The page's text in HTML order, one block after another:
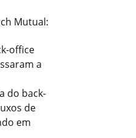
Mutual:
office
a
do back-
de
em